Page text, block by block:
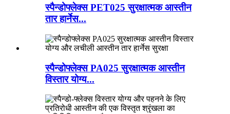
स्पैन्डोफ्लेक्स PET025 सुरक्षात्मक आस्तीन
तार हार्नेस...
स्पैन्डोफ्लेक्स PA025 सुरक्षात्मक आस्तीन
विस्तार योग्य...